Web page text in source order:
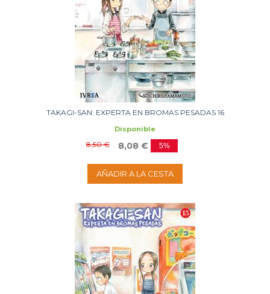
TAKAGI-SAN: EXPERTA EN BROMAS PESADAS 16
Disponible
8,50 € 8,08 € 5%
AÑADIR A LA CESTA